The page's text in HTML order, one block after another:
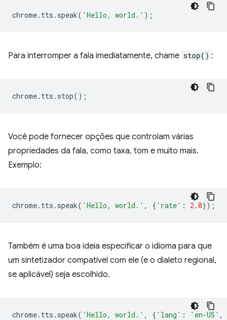
chrome. tts . speak( 'Hello, world.' );
Para interromper a fala imediatamente, chame stop() :
chrome. tts . stop();
Você pode fornecer opções que controlam várias
propriedades da fala, como taxa, tom e muito mais.
Exemplo:
chrome. tts . speak( 'Hello, world.' , { 'rate' : 2.0});
Também é uma boa ideia especificar o idioma para que
um sintetizador compatível com ele (e o dialeto regional,
se aplicável) seja escolhido.
chrome. tts . speak( 'Hello, world.' , { 'lang' : 'en-US' ,